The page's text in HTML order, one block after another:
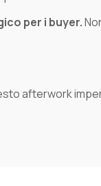
per i buyer.
afterwork